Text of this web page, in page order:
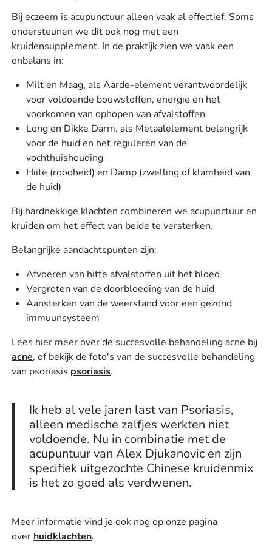
Bij eczeem is acupunctuur alleen vaak al effectief. Soms
ondersteunen we dit ook nog met een
kruidensupplement. In de praktijk zien we vaak een
onbalans in:
Milt en Maag, als Aarde-element verantwoordelijk
voor voldoende bouwstoffen, energie en het
voorkomen van ophopen van afvalstoffen
Long en Dikke Darm. als Metaalelement belangrijk
voor de huid en het reguleren van de
vochthuishouding
Hiite (roodheid) en Damp (zwelling of klamheid van
de huid)
Bij hardnekkige klachten combineren we acupunctuur en
kruiden om het effect van beide te versterken.
Belangrijke aandachtspunten zijn:
Afvoeren van hitte afvalstoffen uit het bloed
Vergroten van de doorbloeding van de huid
Aansterken van de weerstand voor een gezond
immuunsysteem
Lees hier meer over de succesvolle behandeling acne bij
acne, of bekijk de foto's van de succesvolle behandeling
van psoriasis psoriasis.
Ik heb al vele jaren last van Psoriasis,
alleen medische zalfjes werkten niet
voldoende. Nu in combinatie met de
acupuntuur van Alex Djukanovic en zijn
specifiek uitgezochte Chinese kruidenmix
is het zo goed als verdwenen.
Meer informatie vind je ook nog op onze pagina
over huidklachten.